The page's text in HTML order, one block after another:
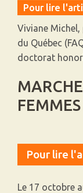
Pour lire
Viviane
du Québec
doctorat
Pour lire
Le 17 octobre